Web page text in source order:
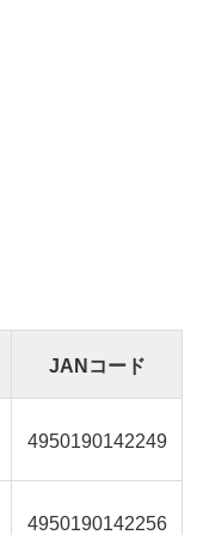
JANコード
4950190142249
4950190142256